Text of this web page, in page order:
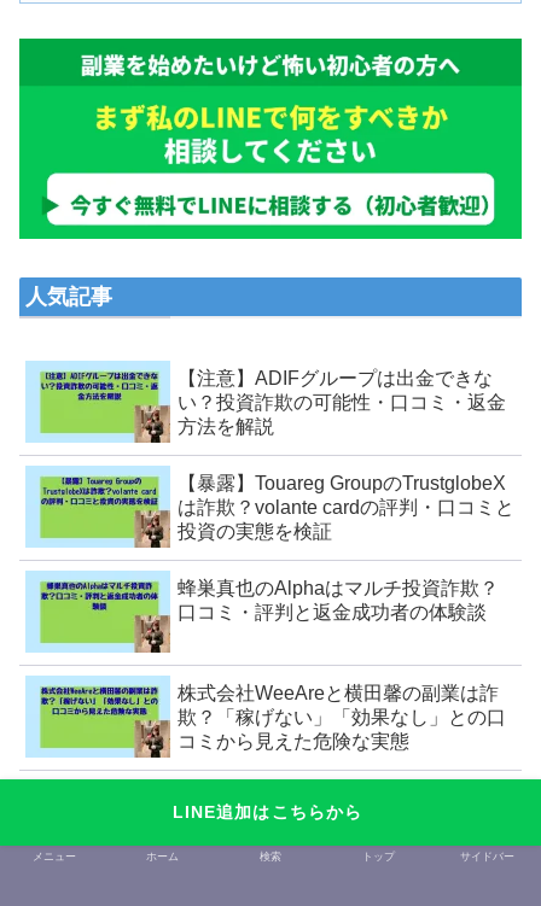
人気記事
【注意】ADIFグループは出金できな
い？投資詐欺の可能性・口コミ・返金
方法を解説
【暴露】Touareg GroupのTrustglobeX
は詐欺？volante cardの評判・口コミと
投資の実態を検証
蜂巣真也のAlphaはマルチ投資詐欺？
口コミ・評判と返金成功者の体験談
株式会社WeeAreと横田馨の副業は詐
欺？「稼げない」「効果なし」との口
コミから見えた危険な実態
【注意】LEDマイニングは詐欺？ラオ
ス銀行案件の実態と口コミ・危険性
LINE追加はこちらから
メニュー ホーム 検索 トップ サイドバー